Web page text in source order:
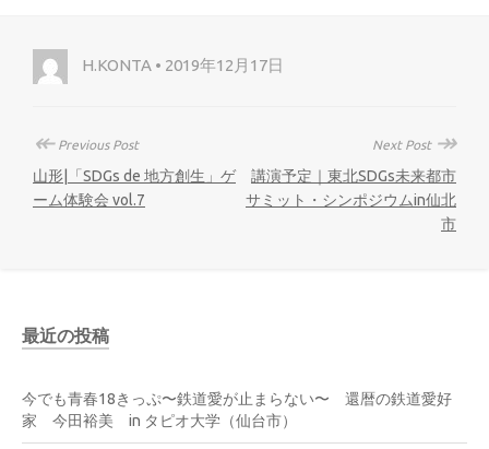
H.KONTA • 2019年12月17日
↞Previous Post
山形|「SDGs de 地方創生」ゲ
ーム体験会 vol.7
Next Post ↠
講演予定｜東北SDGs未来都市
サミット・シンポジウムin仙北
市
最近の投稿
今でも青春18きっぷ〜鉄道愛が止まらない〜 還暦の鉄道愛好
家 今田裕美 in タピオ大学（仙台市）